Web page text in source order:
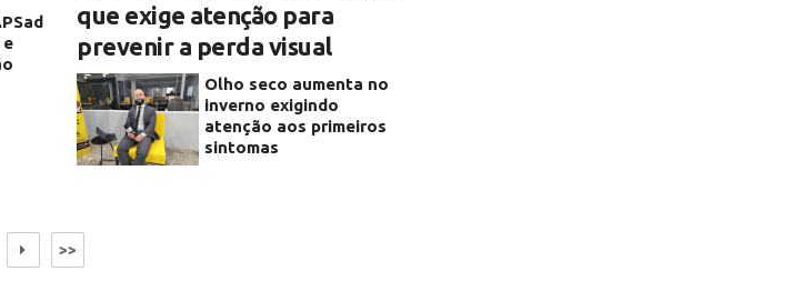
que exige atenção para
prevenir a perda visual
Olho seco aumenta no
inverno exigindo
atenção aos primeiros
sintomas
>>